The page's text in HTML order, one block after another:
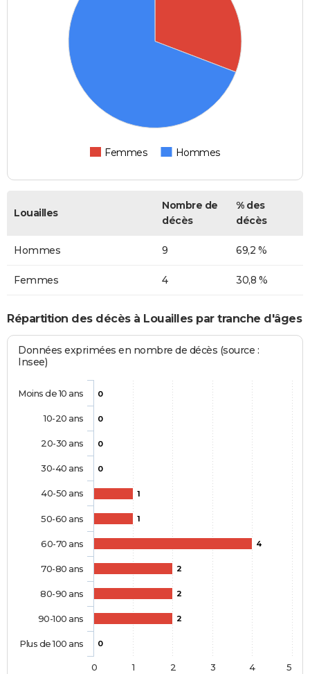
Femmes Hommes
Louailles
Nombre de
décès
% des
décès
Hommes 9 69,2 %
Femmes 4 30,8 %
Répartition des décès à Louailles par tranche d'âges
Données exprimées en nombre de décès (source :
Insee)
0
0
0
0
1
1
4
2
2
2
0
Moins de 10 ans
10-20 ans
20-30 ans
30-40 ans
40-50 ans
50-60 ans
60-70 ans
70-80 ans
80-90 ans
90-100 ans
Plus de 100 ans
0 1 2 3 4 5